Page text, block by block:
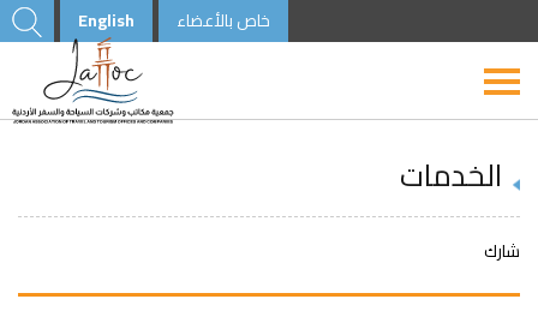
خاص بالأعضاء English
الخدمات
شارك